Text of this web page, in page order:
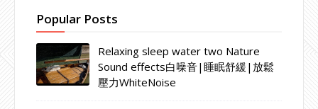
Popular Posts
Relaxing sleep water two Nature
Sound effects白噪音|睡眠舒緩|放鬆
壓力WhiteNoise